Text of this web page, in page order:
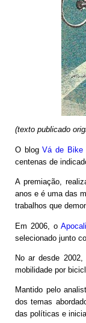
(texto publicado
O blogVá de Bike
centenas de
A premiação,
anos e é uma das
trabalhos que
Em 2006, o
selecionado junto
No ar desde
mobilidade por
Mantido pelo
dos temas
das políticas e